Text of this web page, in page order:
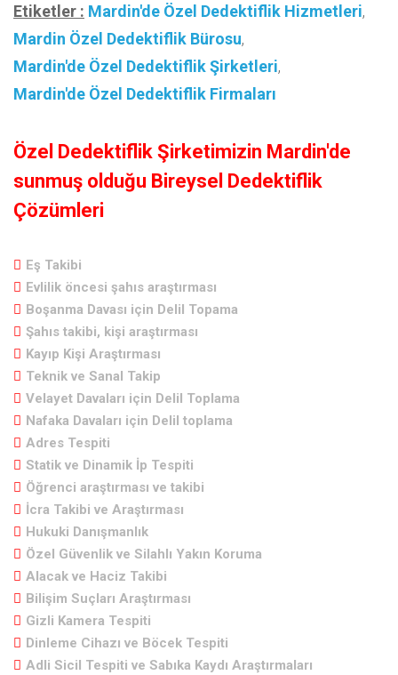
Etiketler : Mardin'de Özel Dedektiflik Hizmetleri,
Mardin Özel Dedektiflik Bürosu,
Mardin'de Özel Dedektiflik Şirketleri,
Mardin'de Özel Dedektiflik Firmaları
Özel Dedektiflik Şirketimizin Mardin'de
sunmuş olduğu Bireysel Dedektiflik
Çözümleri
Eş Takibi
Evlilik öncesi şahıs araştırması
Boşanma Davası için Delil Topama
Şahıs takibi, kişi araştırması
Kayıp Kişi Araştırması
Teknik ve Sanal Takip
Velayet Davaları için Delil Toplama
Nafaka Davaları için Delil toplama
Adres Tespiti
Statik ve Dinamik İp Tespiti
Öğrenci araştırması ve takibi
İcra Takibi ve Araştırması
Hukuki Danışmanlık
Özel Güvenlik ve Silahlı Yakın Koruma
Alacak ve Haciz Takibi
Bilişim Suçları Araştırması
Gizli Kamera Tespiti
Dinleme Cihazı ve Böcek Tespiti
Adli Sicil Tespiti ve Sabıka Kaydı Araştırmaları